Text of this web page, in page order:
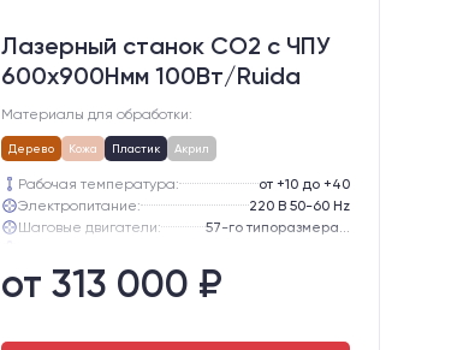
Лазерный станок CO2 c ЧПУ
600х900Hмм 100Вт/Ruida
Материалы для обработки:
Дерево Кожа Пластик Акрил
Рабочая температура:
от +10 до +40
Электропитание:
220 В 50-60 Hz
Шаговые двигатели:
Направляющие оси Y:
Направляющие оси Х:
от 313 000 ₽